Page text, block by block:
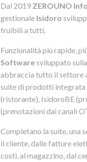
Dal 2019 ZEROUNO
gestionale Isidoro
fruibili a tutti.
Funzionalità più rapide,
Softwaresviluppato
abbraccia tutto il settore
suite di prodotti integrata
(ristorante), IsidoroBE
(prenotazioni dai canali
Completano la suite, una
il cliente, dalle fatture
costi, al magazzino, dal